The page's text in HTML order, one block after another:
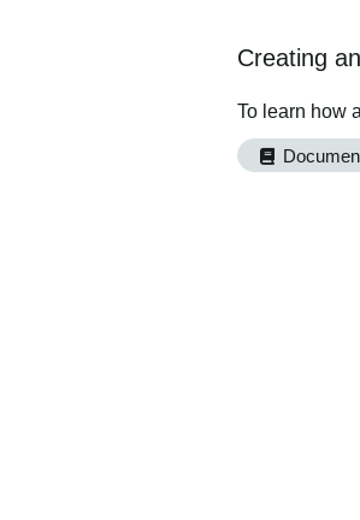
Creating
To learn how